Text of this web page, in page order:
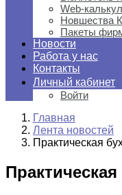
Web-
Новшества
Пакеты
Новости
Работа у нас
Контакты
Личный кабинет
Войти
Главная
Лента новостей
Практическая